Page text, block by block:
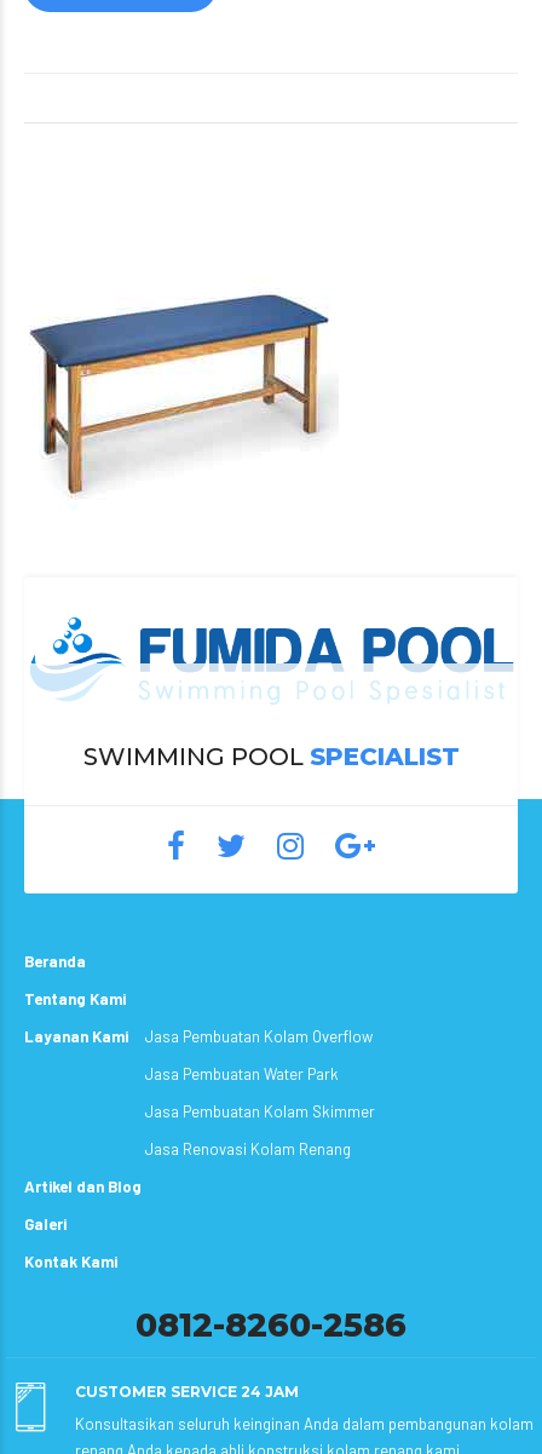
SWIMMING POOL SPECIALIST
Beranda
Tentang Kami
Layanan Kami
Jasa Pembuatan Kolam Overflow
Jasa Pembuatan Water Park
Jasa Pembuatan Kolam Skimmer
Jasa Renovasi Kolam Renang
Artikel dan Blog
Galeri
Kontak Kami
0812-8260-2586
CUSTOMER SERVICE 24 JAM
Konsultasikan seluruh keinginan Anda dalam pembangunan kolam